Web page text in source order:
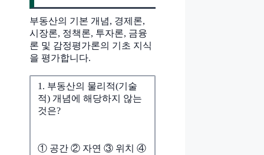
부동산의 기본 개념, 경제론,
시장론, 정책론, 투자론, 금융
론 및 감정평가론의 기초 지식
을 평가합니다.
1. 부동산의 물리적(기술
적) 개념에 해당하지 않는
것은?
① 공간 ② 자연 ③ 위치 ④